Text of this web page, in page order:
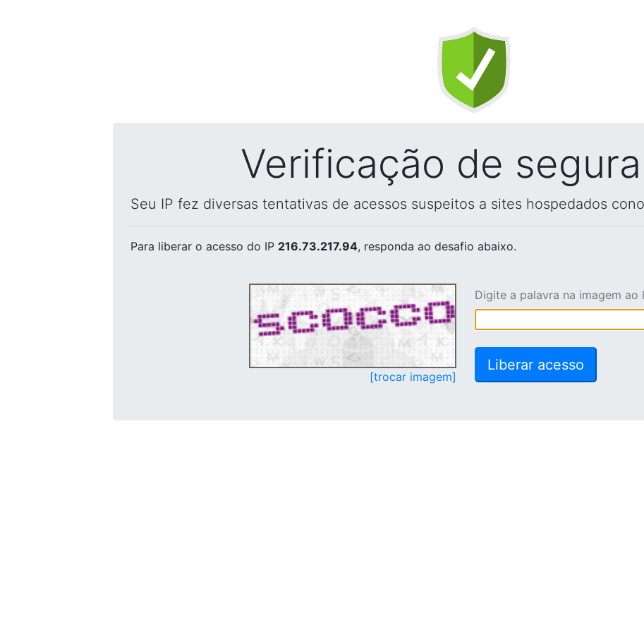
Verificação de
Seu IP fez diversas tentativas de acessos suspeitos a sites hospedados
Para liberar o acesso do IP 216.73.217.94, responda ao desafio abaixo.
[trocar imagem]
Digite a palavra na imagem